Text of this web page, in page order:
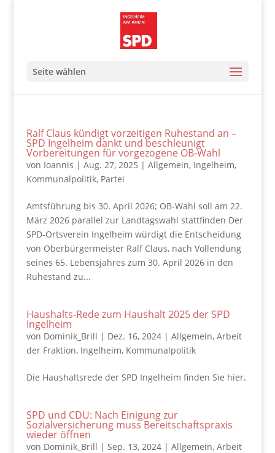
Seite wählen
Ralf Claus kündigt vorzeitigen Ruhestand an –
SPD Ingelheim dankt und beschleunigt
Vorbereitungen für vorgezogene OB‑Wahl
von Ioannis | Aug. 27, 2025 | Allgemein, Ingelheim,
Kommunalpolitik, Partei
Amtsführung bis 30. April 2026; OB‑Wahl soll am 22.
März 2026 parallel zur Landtagswahl stattfinden Der
SPD‑Ortsverein Ingelheim würdigt die Entscheidung
von Oberbürgermeister Ralf Claus, nach Vollendung
seines 65. Lebensjahres zum 30. April 2026 in den
Ruhestand zu...
Haushalts-Rede zum Haushalt 2025 der SPD
Ingelheim
von Dominik_Brill | Dez. 16, 2024| Allgemein, Arbeit
der Fraktion, Ingelheim, Kommunalpolitik
Die Haushaltsrede der SPD Ingelheim finden Sie hier.
SPD und CDU: Nach Einigung zur
Sozialversicherung muss Bereitschaftspraxis
wieder öffnen
von Dominik_Brill | Sep. 13, 2024| Allgemein, Arbeit